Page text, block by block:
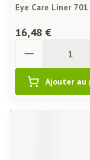
Eye Care Liner
16,48 €
Ajouter au